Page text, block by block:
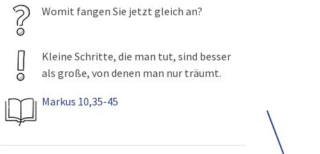
Womit fangen Sie jetzt gleich an?
Kleine Schritte, die man tut, sind besser
als große, von denen man nur träumt.
Markus 10,35-45